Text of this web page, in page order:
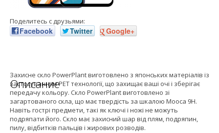
Поделитесь с друзьями:
Facebook Twitter Google+
Описание
Захисне скло PowerPlant виготовлено з японських матеріалів із
застосуванням PET технології, що захищає ваші очі і зберігає
передачу кольору. Скло PowerPlant виготовлено зі
загартованого скла, що має твердість за шкалою Мооса 9H.
Навіть гострі предмети, такі як ключі і ножі не можуть
подряпати його. Скло має захисний шар від плям, подряпин,
пилу, відбитків пальців і жирових розводів.